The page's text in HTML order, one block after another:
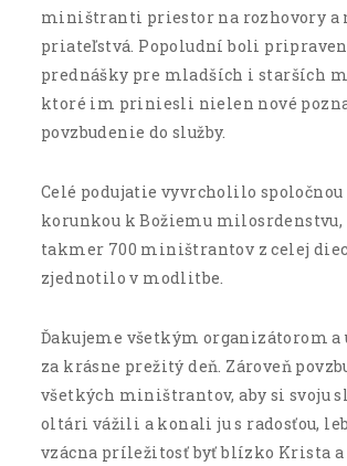
miništranti priestor na rozhovory a
priateľstvá. Popoludní boli
prednášky pre mladších i starších
ktoré im priniesli nielen nové
povzbudenie do služby.
Celé podujatie vyvrcholilo
korunkou k Božiemu milosrdenstvu,
takmer 700 miništrantov z celej
zjednotilo v modlitbe.
Ďakujeme všetkým organizátorom a
za krásne prežitý deň. Zároveň
všetkých miništrantov, aby si svoju
oltári vážili a konali ju s radosťou,
vzácna príležitosť byť blízko Krista